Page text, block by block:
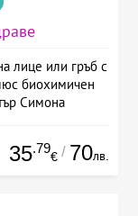
лице или гръб с
биохимичен
Симона
35.79
€ / 70лв.